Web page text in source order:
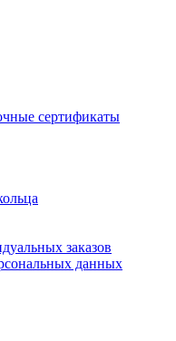
сертификаты
заказов
данных